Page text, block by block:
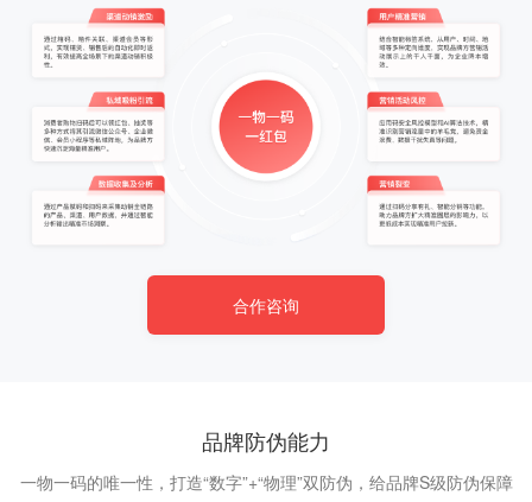
合作咨询
品牌防伪能力
一物一码的唯一性，打造“数字”+“物理”双防伪，给品牌S级防伪保障